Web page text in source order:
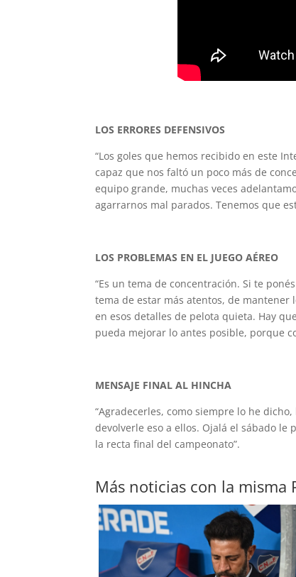
LOS ERRORES DEFENSIVOS
“Los goles que hemos recibido en este
capaz que nos faltó un poco más de
equipo grande, muchas veces
agarrarnos mal parados. Tenemos que
LOS PROBLEMAS EN EL JUEGO AÉREO
“Es un tema de concentración. Si te
tema de estar más atentos, de
en esos detalles de pelota quieta. Hay
pueda mejorar lo antes posible, porque
MENSAJE FINAL AL HINCHA
“Agradecerles, como siempre lo he
devolverle eso a ellos. Ojalá el sábado
la recta final del campeonato”.
Más noticias con la misma